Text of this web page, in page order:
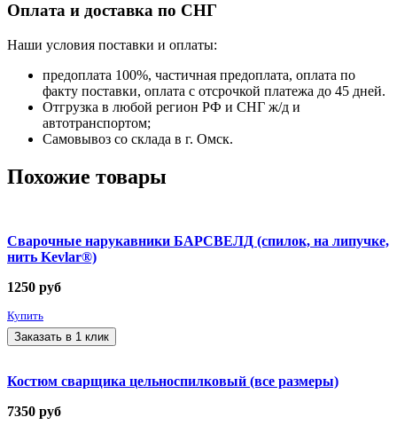
Оплата и доставка по СНГ
Наши условия поставки и оплаты:
предоплата 100%, частичная предоплата, оплата по
факту поставки, оплата с отсрочкой платежа до 45 дней.
Отгрузка в любой регион РФ и СНГ ж/д и
автотранспортом;
Самовывоз со склада в г. Омск.
Похожие товары
Сварочные нарукавники БАРСВЕЛД (спилок, на липучке,
нить Kevlar®)
1250 руб
Купить
Заказать в 1 клик
Костюм сварщика цельноспилковый (все размеры)
7350 руб